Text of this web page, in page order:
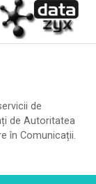
de
de Autoritatea
în Comunicații.